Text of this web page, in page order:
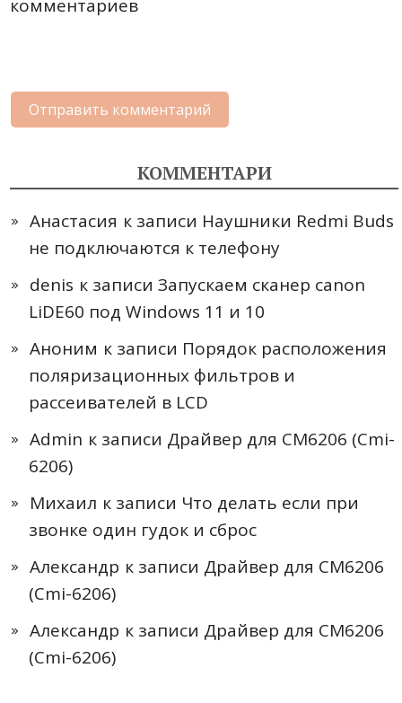
комментариев
КОММЕНТАРИ
Анастасия к записи Наушники Redmi Buds
не подключаются к телефону
denis к записи Запускаем сканер canon
LiDE60 под Windows 11 и 10
Аноним к записи Порядок расположения
поляризационных фильтров и
рассеивателей в LCD
Admin к записи Драйвер для CM6206 (Cmi-
6206)
Михаил к записи Что делать если при
звонке один гудок и сброс
Александр к записи Драйвер для CM6206
(Cmi-6206)
Александр к записи Драйвер для CM6206
(Cmi-6206)